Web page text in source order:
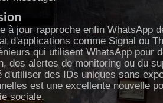
à jour rapproche enfin WhatsApp
d'applications comme Signal ou
qui utilisent WhatsApp pour
des alertes de monitoring ou du
d'utiliser des IDs uniques sans
est une excellente nouvelle
sociale.